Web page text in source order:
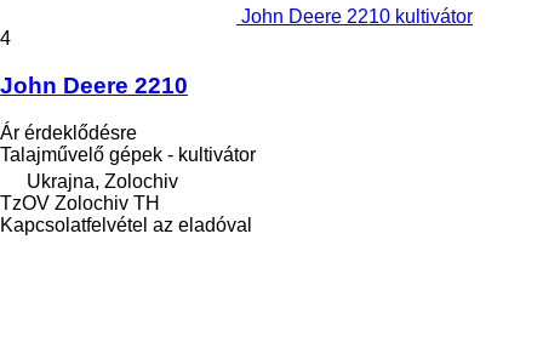
John Deere 2210 kultivátor
4
John Deere 2210
Ár érdeklődésre
Talajművelő gépek - kultivátor
Ukrajna, Zolochiv
TzOV Zolochiv TH
Kapcsolatfelvétel az eladóval